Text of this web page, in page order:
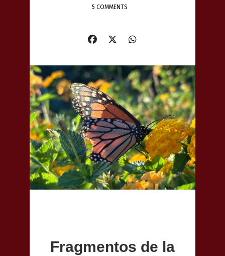
5 COMMENTS
Fragmentos de la